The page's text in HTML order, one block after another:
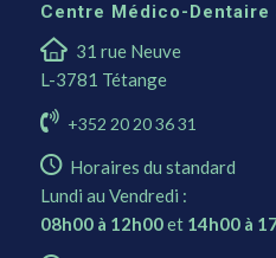
Centre Médico-Dentaire
31 rue Neuve
L-3781 Tétange
+352 20 20 36 31
Horaires du standard
Lundi au Vendredi :
08h00 à 12h00et 14h00 à